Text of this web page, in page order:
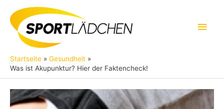
Inhalt
springen
Startseite
Gesundheit
Was ist Akupunktur? Hier der Faktencheck!